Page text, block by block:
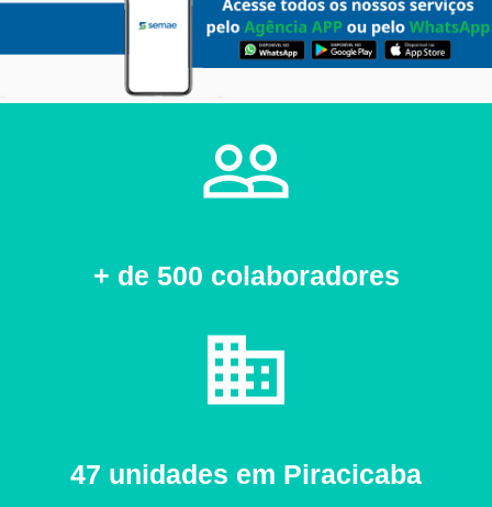
people_outline
+ de 500 colaboradores
business
47 unidades em Piracicaba